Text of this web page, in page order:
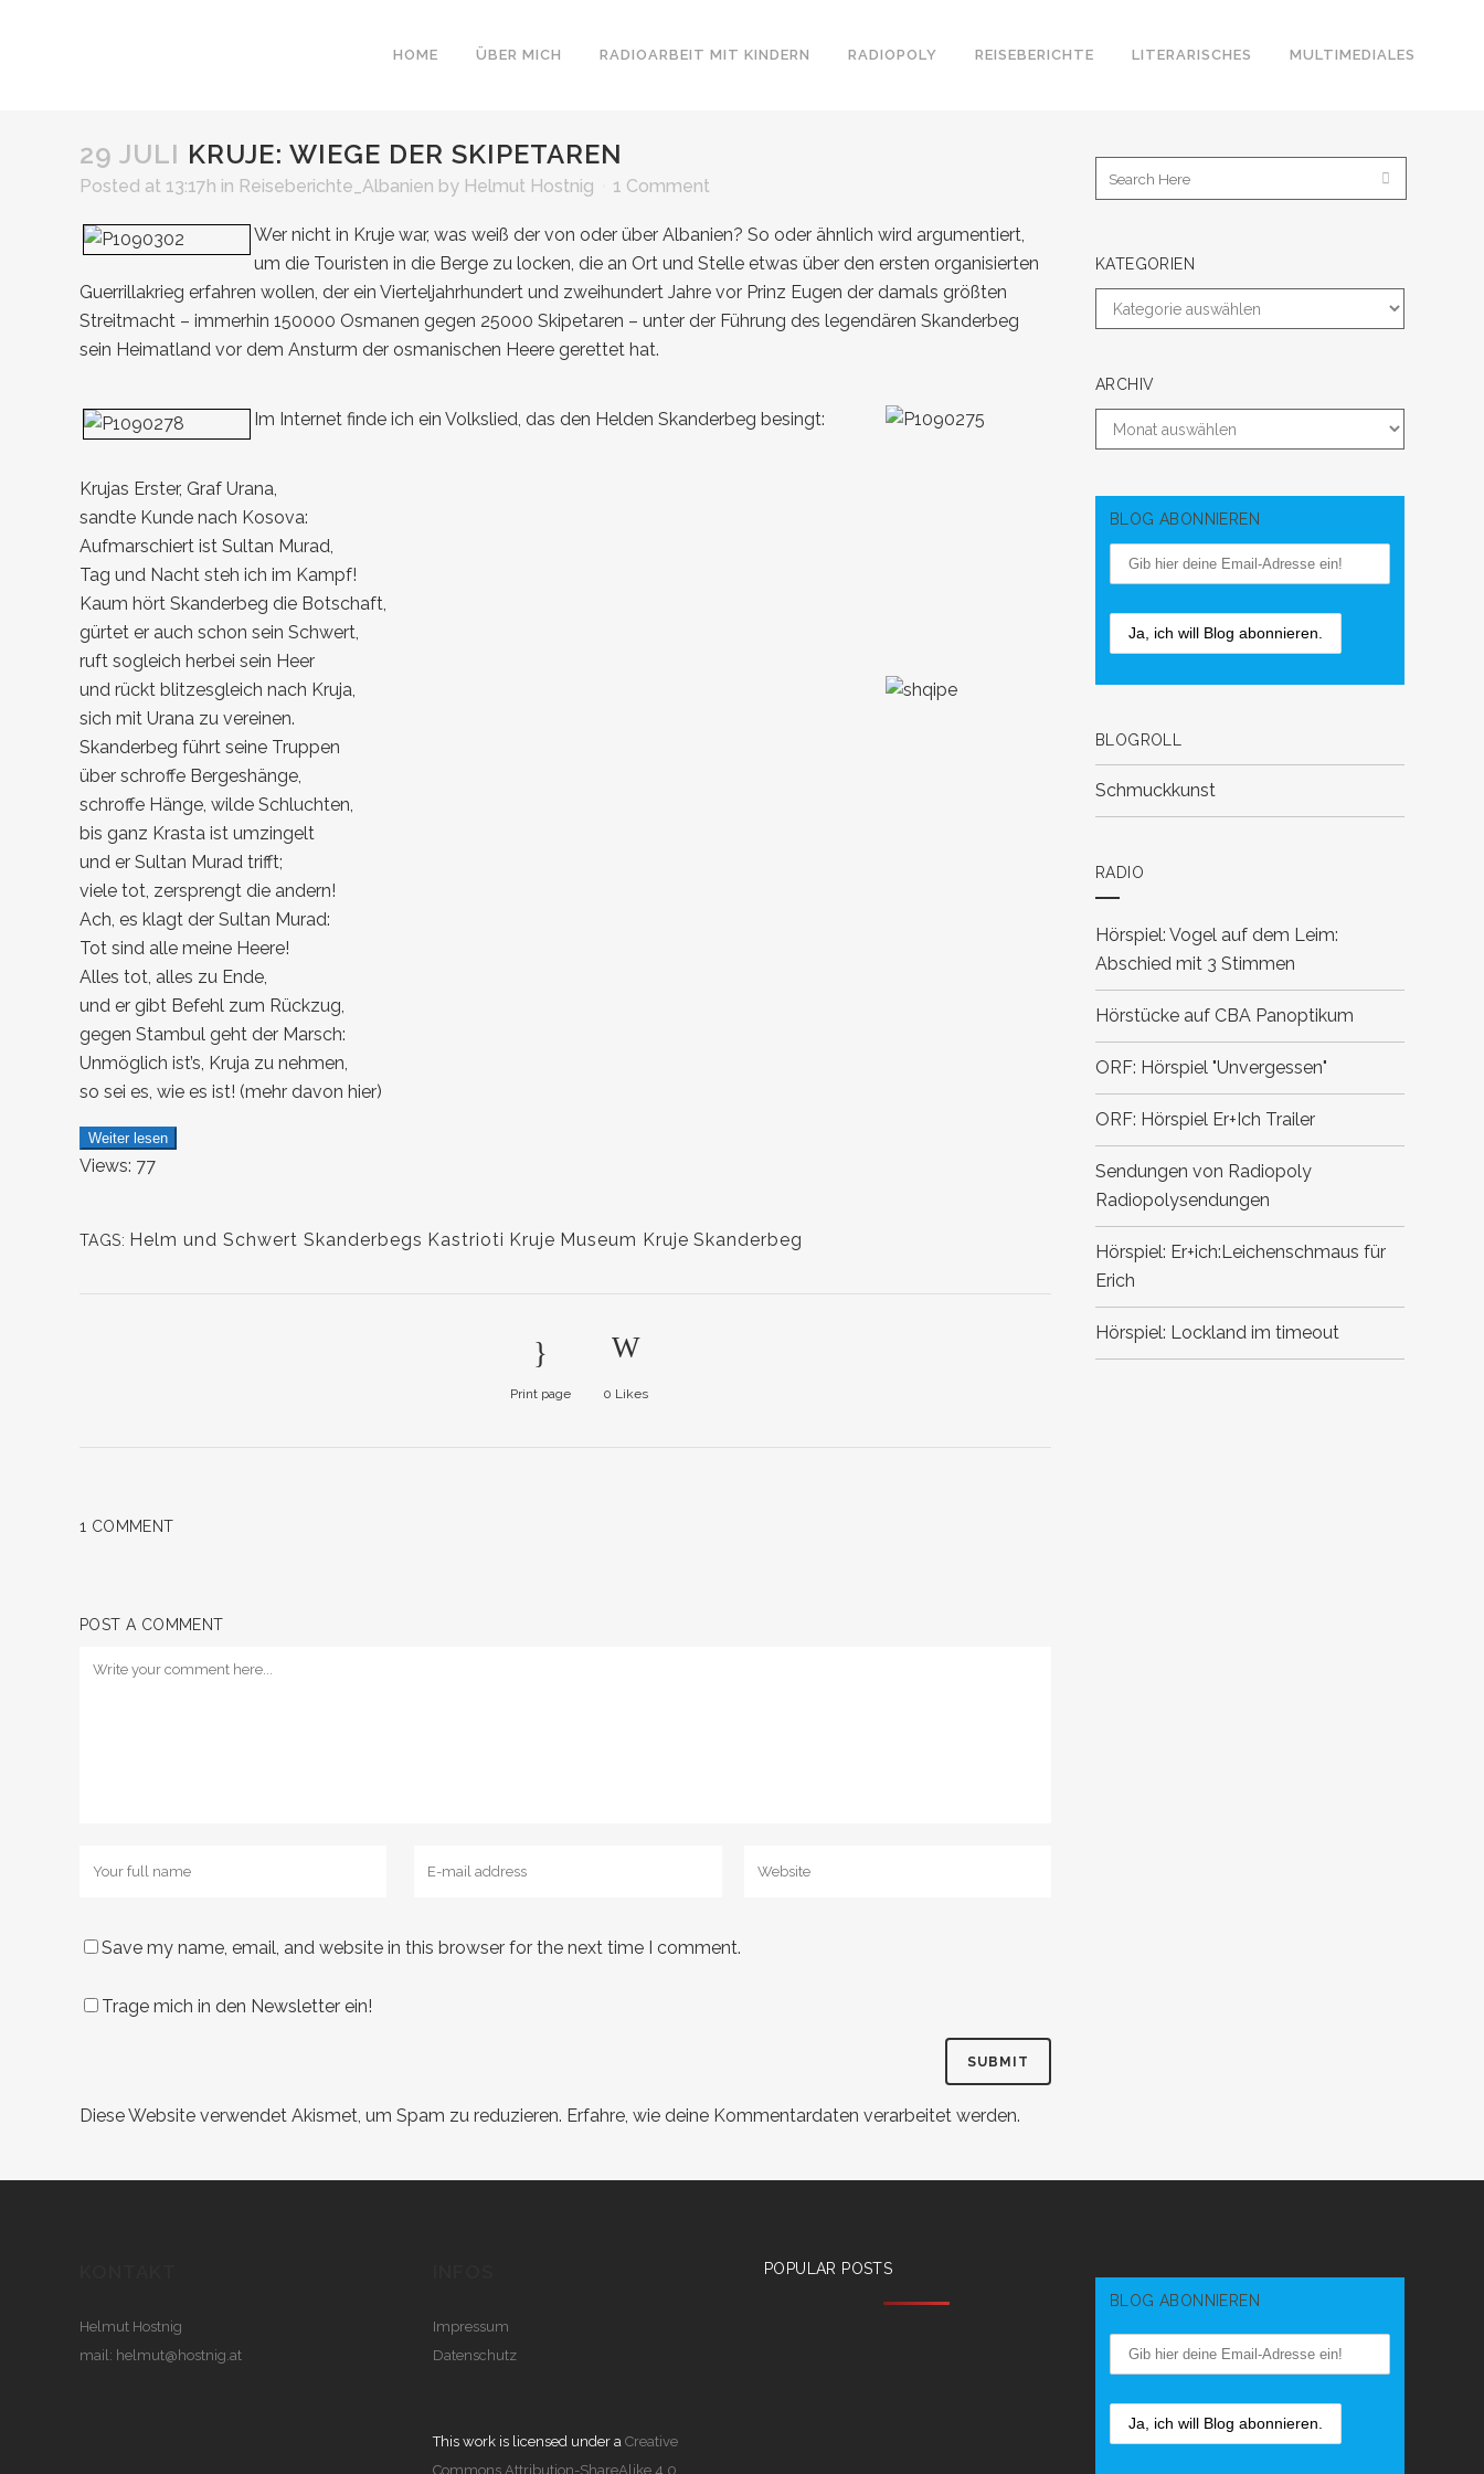
HOME ÜBER MICH RADIOARBEIT MIT KINDERN RADIOPOLY REISEBERICHTE LITERARISCHES MULTIMEDIALES
29 JULI KRUJE: WIEGE DER SKIPETAREN
Posted at 13:17h in Reiseberichte_Albanien by Helmut Hostnig 1 Comment
Wer nicht in Kruje war, was weiß der von oder über Albanien? So oder ähnlich wird argumentiert,
um die Touristen in die Berge zu locken, die an Ort und Stelle etwas über den ersten organisierten
Guerrillakrieg erfahren wollen, der ein Vierteljahrhundert und zweihundert Jahre vor Prinz Eugen der damals größten
Streitmacht – immerhin 150000 Osmanen gegen 25000 Skipetaren – unter der Führung des legendären Skanderbeg
sein Heimatland vor dem Ansturm der osmanischen Heere gerettet hat.
Im Internet finde ich ein Volkslied, das den Helden Skanderbeg besingt:
Krujas Erster, Graf Urana,
sandte Kunde nach Kosova:
Aufmarschiert ist Sultan Murad,
Tag und Nacht steh ich im Kampf!
Kaum hört Skanderbeg die Botschaft,
gürtet er auch schon sein Schwert,
ruft sogleich herbei sein Heer
und rückt blitzesgleich nach Kruja,
sich mit Urana zu vereinen.
Skanderbeg führt seine Truppen
über schroffe Bergeshänge,
schroffe Hänge, wilde Schluchten,
bis ganz Krasta ist umzingelt
und er Sultan Murad trifft;
viele tot, zersprengt die andern!
Ach, es klagt der Sultan Murad:
Tot sind alle meine Heere!
Alles tot, alles zu Ende,
und er gibt Befehl zum Rückzug,
gegen Stambul geht der Marsch:
Unmöglich ist’s, Kruja zu nehmen,
so sei es, wie es ist! (mehr davon hier)
Weiter lesen
Views: 77
TAGS: Helm und Schwert Skanderbegs Kastrioti Kruje Museum Kruje Skanderbeg
Print page 0 Likes
1 COMMENT
POST A COMMENT
Save my name, email, and website in this browser for the next time I comment.
Trage mich in den Newsletter ein!
Diese Website verwendet Akismet, um Spam zu reduzieren. Erfahre, wie deine Kommentardaten verarbeitet werden.
KATEGORIEN
ARCHIV
BLOG ABONNIEREN
BLOGROLL
Schmuckkunst
RADIO
Hörspiel: Vogel auf dem Leim:
Abschied mit 3 Stimmen
Hörstücke auf CBA Panoptikum
ORF: Hörspiel "Unvergessen"
ORF: Hörspiel Er+Ich Trailer
Sendungen von Radiopoly
Radiopolysendungen
Hörspiel: Er+ich:Leichenschmaus für
Erich
Hörspiel: Lockland im timeout
Helmut Hostnig
mail: helmut@hostnig.at
Impressum
Datenschutz
This work is licensed under a Creative
Commons Attribution-ShareAlike 4.0
POPULAR POSTS
BLOG ABONNIEREN